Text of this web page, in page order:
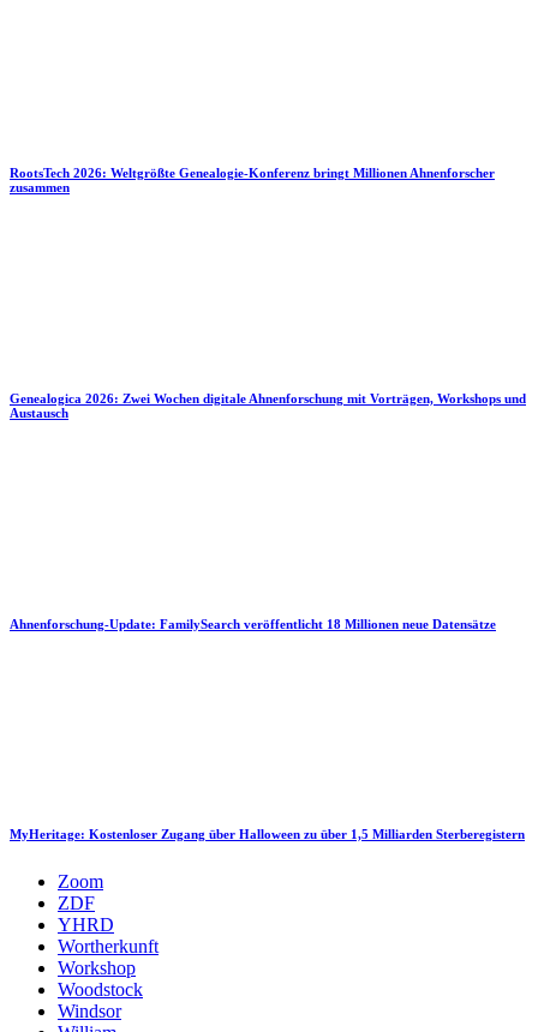
RootsTech 2026: Weltgrößte Genealogie-Konferenz bringt Millionen Ahnenforscher
zusammen
Genealogica 2026: Zwei Wochen digitale Ahnenforschung mit Vorträgen, Workshops und
Austausch
Ahnenforschung-Update: FamilySearch veröffentlicht 18 Millionen neue Datensätze
MyHeritage: Kostenloser Zugang über Halloween zu über 1,5 Milliarden Sterberegistern
Zoom
ZDF
YHRD
Wortherkunft
Workshop
Woodstock
Windsor